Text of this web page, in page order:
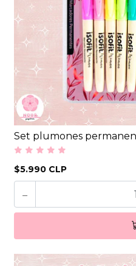
Set plumones
$5.990 CLP
-